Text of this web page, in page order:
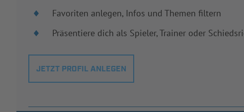
Favoriten anlegen, Infos und Themen filtern
Präsentiere dich als Spieler, Trainer oder
JETZT PROFIL ANLEGEN